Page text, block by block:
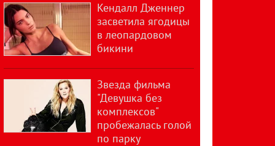
Кендалл Дженнер
засветила ягодицы
в леопардовом
бикини
Звезда фильма
"Девушка без
комплексов"
пробежалась голой
по парку